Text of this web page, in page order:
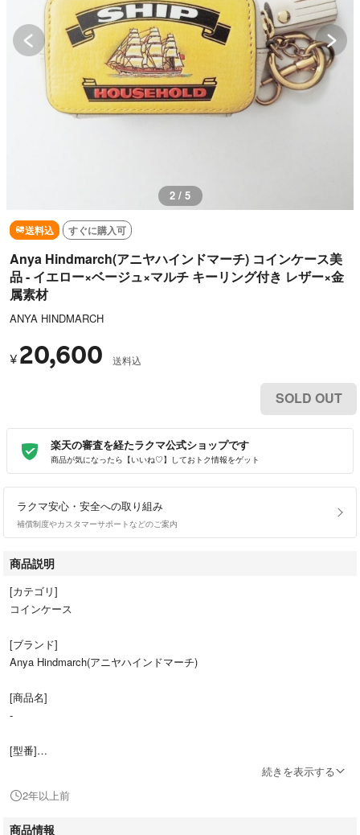
3 / 5
送料込 すぐに購入可
Anya Hindmarch(アニヤハインドマーチ) コインケース美
品 - イエロー×ベージュ×マルチ キーリング付き レザー×金
属素材
ANYA HINDMARCH
¥ 20,600 送料込
SOLD OUT
楽天の審査を経たラクマ公式ショップです
商品が気になったら【いいね♡】しておトク情報をゲット
ラクマ安心・安全への取り組み
補償制度やカスタマーサポートなどのご案内
商品説明
[カテゴリ]
コインケース
[ブランド]
Anya Hindmarch(アニヤハインドマーチ)
[商品名]
-
[型番]
[実寸サイズ]
縦 : 約 5 cm
続きを表示する
2年以上前
商品情報